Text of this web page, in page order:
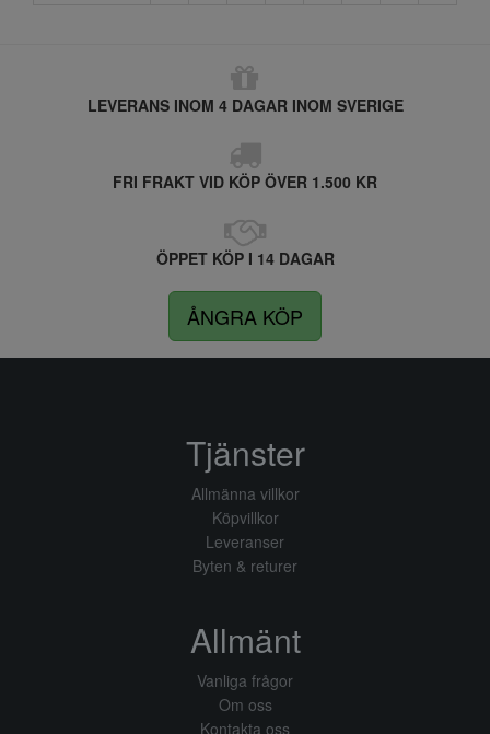
LEVERANS INOM 4 DAGAR INOM SVERIGE
FRI FRAKT VID KÖP ÖVER 1.500 KR
ÖPPET KÖP I 14 DAGAR
ÅNGRA KÖP
Tjänster
Allmänna villkor
Köpvillkor
Leveranser
Byten & returer
Allmänt
Vanliga frågor
Om oss
Kontakta oss